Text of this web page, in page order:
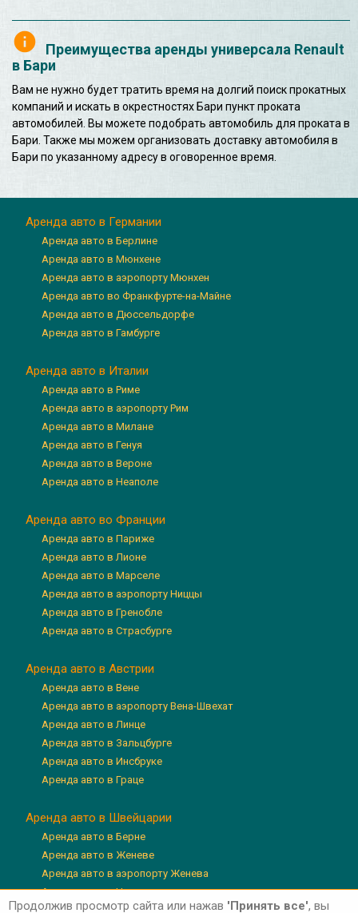
Преимущества аренды универсала Renault
в Бари
Вам не нужно будет тратить время на долгий поиск прокатных
компаний и искать в окрестностях Бари пункт проката
автомобилей. Вы можете подобрать автомобиль для проката в
Бари. Также мы можем организовать доставку автомобиля в
Бари по указанному адресу в оговоренное время.
Аренда авто в Германии
Аренда авто в Берлине
Аренда авто в Мюнхене
Аренда авто в аэропорту Мюнхен
Аренда авто во Франкфурте-на-Майне
Аренда авто в Дюссельдорфе
Аренда авто в Гамбурге
Аренда авто в Италии
Аренда авто в Риме
Аренда авто в аэропорту Рим
Аренда авто в Милане
Аренда авто в Генуя
Аренда авто в Вероне
Аренда авто в Неаполе
Аренда авто во Франции
Аренда авто в Париже
Аренда авто в Лионе
Аренда авто в Марселе
Аренда авто в аэропорту Ниццы
Аренда авто в Гренобле
Аренда авто в Страсбурге
Аренда авто в Австрии
Аренда авто в Вене
Аренда авто в аэропорту Вена-Швехат
Аренда авто в Линце
Аренда авто в Зальцбурге
Аренда авто в Инсбруке
Аренда авто в Граце
Аренда авто в Швейцарии
Аренда авто в Берне
Аренда авто в Женеве
Аренда авто в аэропорту Женева
Аренда авто в Цюрихе
Аренда авто в аэропорту Цюрих
Продолжив просмотр сайта или нажав 'Принять все', вы